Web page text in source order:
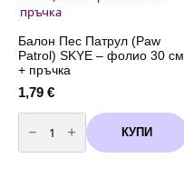
Балон Пес Патрул (Paw
Patrol) SKYE – фолио 30 см
+ пръчка
1,79 €
количество
за
Балон
Пес
КУПИ